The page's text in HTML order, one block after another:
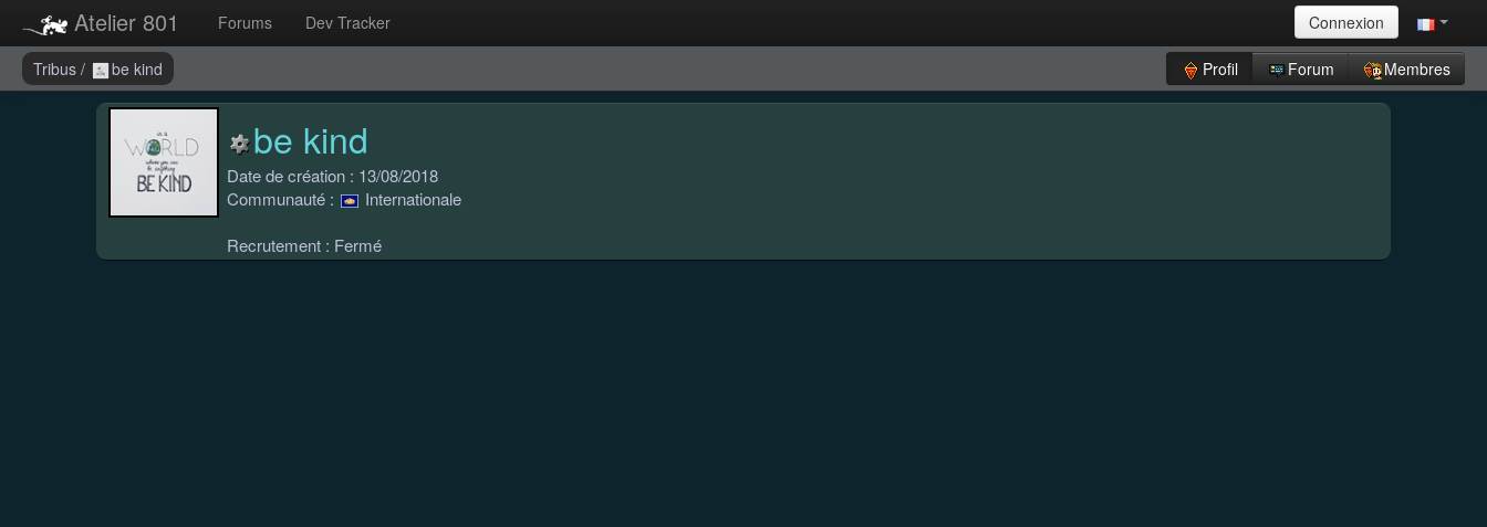
Atelier 801 Forums Dev Tracker Connexion
Tribus / be kind Profil Forum Membres
be kind
Date de création : 13/08/2018
Communauté :
Internationale
Recrutement : Fermé